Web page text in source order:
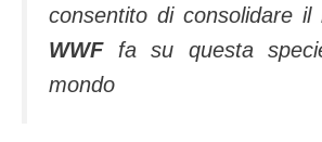
consentito di consolidare il
WWFfa su questa
mondo